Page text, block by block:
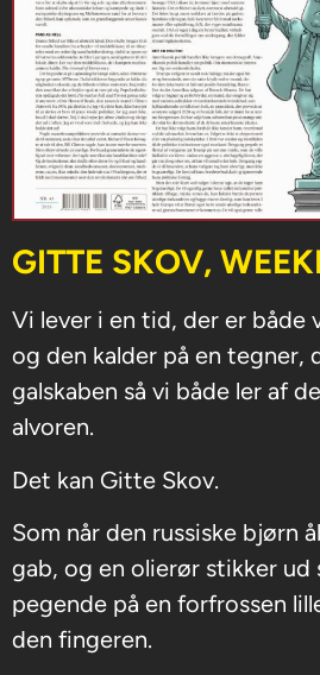
GITTE SKOV,
Vi lever i en tid, der er både
og den kalder på en tegner,
galskaben så vi både ler af
alvoren.
Det kan Gitte Skov.
Som når den russiske bjørn
gab, og en olierør stikker ud
pegende på en forfrossen
den fingeren.